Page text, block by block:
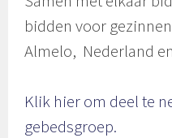
bidden voor
Almelo, Nederland
Klik hier om deel te
gebedsgroep.